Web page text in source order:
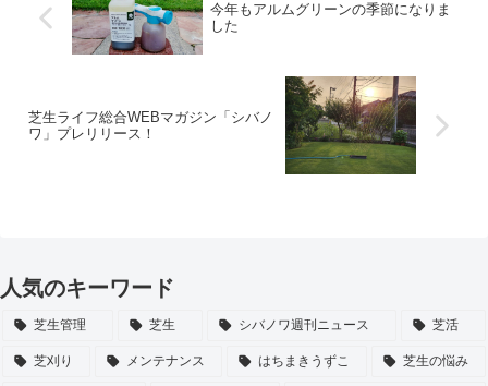
今年もアルムグリーンの季節になりま
した
芝生ライフ総合WEBマガジン「シバノ
ワ」プレリリース！
人気のキーワード
芝生管理 芝生 シバノワ週刊ニュース 芝活
芝刈り メンテナンス はちまきうずこ 芝生の悩み